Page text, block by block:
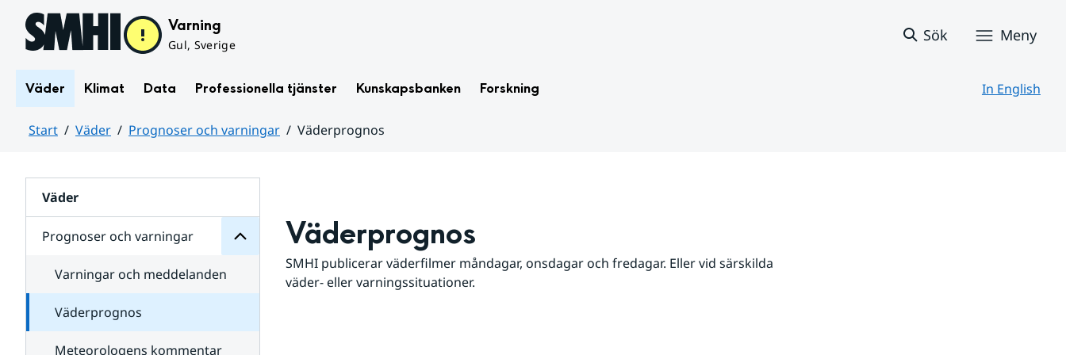
Hoppa till sidans innehåll Varning
Gul, Sverige
Sök Meny
Väder Klimat Data Professionella tjänster Kunskapsbanken Forskning In English
Start Väder Prognoser och varningar
Väderprognos
Väder
Prognoser och varningar
för
varningar
Varningar och meddelanden
Väderprognos
Meteorologens kommentar
Väderprognos
SMHI publicerar väderfilmer måndagar, onsdagar och fredagar. Eller vid särskilda
väder- eller varningssituationer.